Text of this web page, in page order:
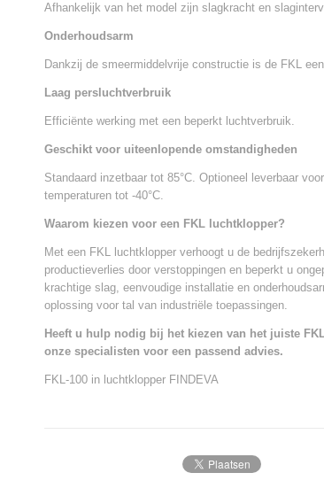
Afhankelijk van het model zijn slagkracht en
Onderhoudsarm
Dankzij de smeermiddelvrije constructie is de FKL
Laag persluchtverbruik
Efficiënte werking met een beperkt luchtverbruik.
Geschikt voor uiteenlopende omstandigheden
Standaard inzetbaar tot 85°C. Optioneel leverbaar
temperaturen tot -40°C.
Waarom kiezen voor een FKL luchtklopper?
Met een FKL luchtklopper verhoogt u de
productieverlies door verstoppingen en beperkt u
krachtige slag, eenvoudige installatie en
oplossing voor tal van industriële toepassingen.
Heeft u hulp nodig bij het kiezen van het juiste
onze specialisten voor een passend advies.
FKL-100 in luchtklopper FINDEVA